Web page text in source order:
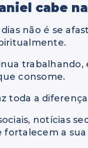
cabe
não é se
consome.
toda a
notícias
a sua